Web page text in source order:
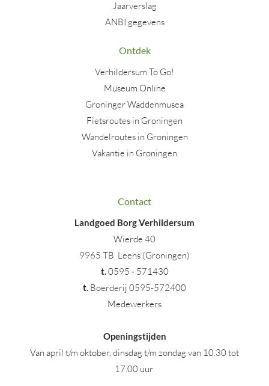
Jaarverslag
ANBI gegevens
Ontdek
Verhildersum To Go!
Museum Online
Groninger Waddenmusea
Fietsroutes in Groningen
Wandelroutes in Groningen
Vakantie in Groningen
Contact
Landgoed Borg Verhildersum
Wierde 40
9965 TB Leens (Groningen)
t.0595 - 571430
t. Boerderij 0595-572400
Medewerkers
Openingstijden
Van april t/m oktober, dinsdag t/m zondag van 10.30 tot
17.00 uur